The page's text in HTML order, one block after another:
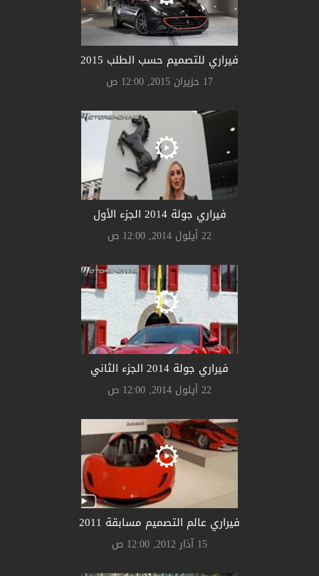
فيراري للتصميم حسب الطلب 2015
17 حزيران 2015, 12:00 ص
فيراري جولة 2014 الجزء الأول
22 أيلول 2014, 12:00 ص
فيراري جولة 2014 الجزء الثاني
22 أيلول 2014, 12:00 ص
فيراري عالم التصميم مسابقة 2011
15 آذار 2012, 12:00 ص